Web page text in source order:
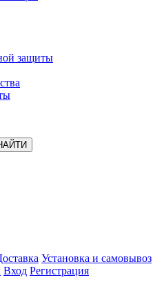
защиты
Установка и самовывоз
Вход Регистрация